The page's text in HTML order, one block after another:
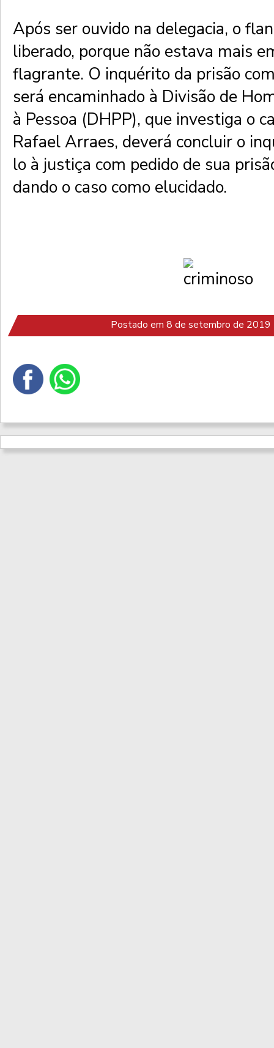
Após ser ouvido na delegacia, o
liberado, porque não estava mais
flagrante. O inquérito da prisão
será encaminhado à Divisão de
à Pessoa (DHPP), que investiga o
Rafael Arraes, deverá concluir o
lo à justiça com pedido de sua
dando o caso como elucidado.
Postado em 8 de setembro de 2019